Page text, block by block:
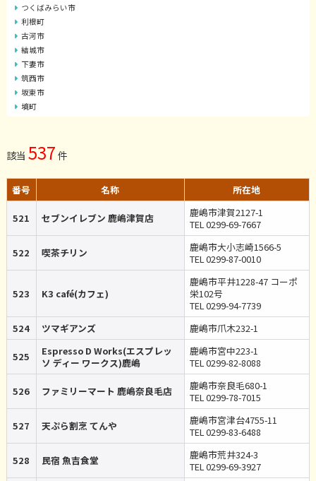
つくばみらい市
利根町
古河市
結城市
下妻市
筑西市
坂東市
境町
該当 537 件
番号 名称 所在地
521 セブンイレブン 鹿嶋津賀店
鹿嶋市津賀2127-1
TEL 0299-69-7667
522 喫茶チリン
鹿嶋市大小志崎1566-5
TEL 0299-87-0010
523 K3 café(カフェ)
鹿嶋市平井1228-47 コーポ
栄102号
TEL 0299-94-7739
524
ツマギアンズ 鹿嶋市爪木232-1
525
Espresso D Works(エスプレッ
ソ ディー ワークス)鹿嶋
鹿嶋市宮中223-1
TEL 0299-82-8088
526 ファミリーマート 鹿嶋奈良毛店
鹿嶋市奈良毛680-1
TEL 0299-78-7015
527 天ぷら割烹 てんや
鹿嶋市宮津台4755-11
TEL 0299-83-6488
528 民宿 魚吉食堂
鹿嶋市荒井324-3
TEL 0299-69-3927